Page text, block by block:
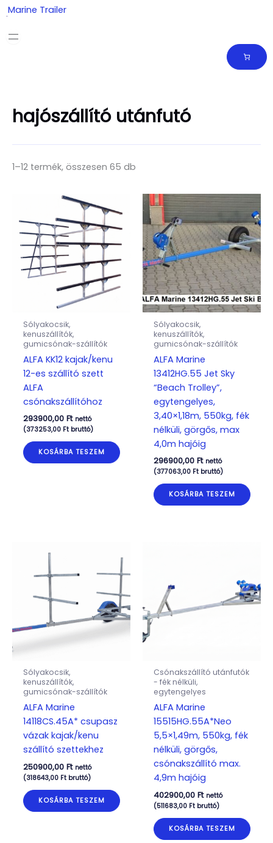
Skip
to
content
Marine Trailer
hajószállító utánfutó
1–12 termék, összesen 65 db
Sólyakocsik,
kenuszállítók,
gumicsónak-szállítók
ALFA KK12 kajak/kenu
12-es szállító szett
ALFA
csónakszállítóhoz
293900,00 Ft nettó
(373253,00 Ftbruttó)
KOSÁRBA TESZEM
Sólyakocsik,
kenuszállítók,
gumicsónak-szállítók
ALFA Marine
13412HG.55 Jet Sky
“Beach Trolley”,
egytengelyes,
3,40×1,18m, 550kg, fék
nélküli, görgős, max
4,0m hajóig
296900,00 Ft nettó
(377063,00 Ftbruttó)
KOSÁRBA TESZEM
Sólyakocsik,
kenuszállítók,
gumicsónak-szállítók
ALFA Marine
14118CS.45A* csupasz
vázak kajak/kenu
szállító szettekhez
250900,00 Ft nettó
(318643,00 Ftbruttó)
KOSÁRBA TESZEM
Csónakszállító utánfutók
- fék nélküli,
egytengelyes
ALFA Marine
15515HG.55A*Neo
5,5×1,49m, 550kg, fék
nélküli, görgős,
csónakszállító max.
4,9m hajóig
402900,00 Ft nettó
(511683,00 Ftbruttó)
KOSÁRBA TESZEM